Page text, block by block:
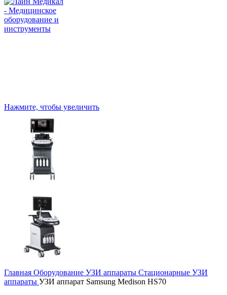
Нажмите, чтобы увеличить
Главная Оборудование УЗИ аппараты Стационарные УЗИ
аппараты УЗИ аппарат Samsung Medison HS70